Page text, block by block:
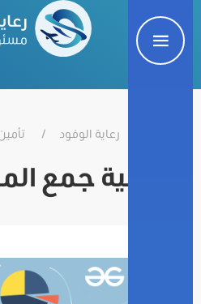
رعاية الوفود
كيفية جمع